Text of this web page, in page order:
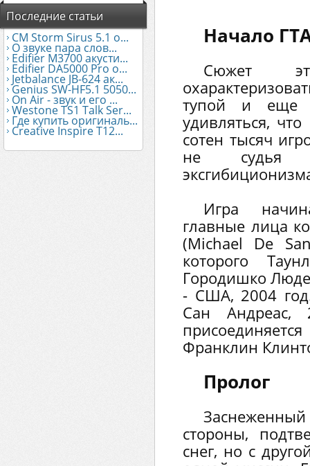
Последние статьи
CM Storm Sirus 5.1 о...
О звуке пара слов...
Edifier М3700 акусти...
Edifier DA5000 Pro о...
Jetbalance JB-624 ак...
Genius SW-HF5.1 5050...
On Air - звук и его ...
Westone TS1 Talk Ser...
Где купить оригиналь...
Creative Inspire T12...
Начало
Сюжет
тупой и еще
удивляться,
сотен тысяч
не судья
Игра
главные лица
(Michael De
которого
Городишко
- США, 2004
Сан
Франклин
Пролог
стороны,
снег, но с